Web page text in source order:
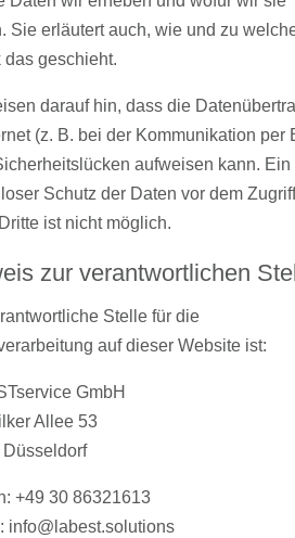
Sie erläutert auch, wie und zu
das geschieht.
darauf hin, dass die
(z. B. bei der Kommunikation per
aufweisen kann. Ein
Schutz der Daten vor dem Zugriff
ist nicht möglich.
zur verantwortlichen
Stelle für die
auf dieser Website ist:
GmbH
Allee 53
+49 30 86321613
info@labest.solutions